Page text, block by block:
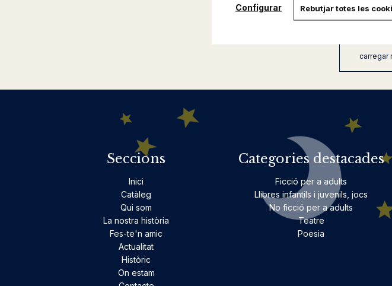
carregar
Seccions
Inici
Catàleg
Qui som
La nostra història
Fes-te'n amic
Actualitat
Històric
On estam
Categories destacades
Ficció per a adults
Llibres infantils i juvenils, jocs
No ficció per a adults
Teatre
Poesia
Configurar Rebutjar totes les